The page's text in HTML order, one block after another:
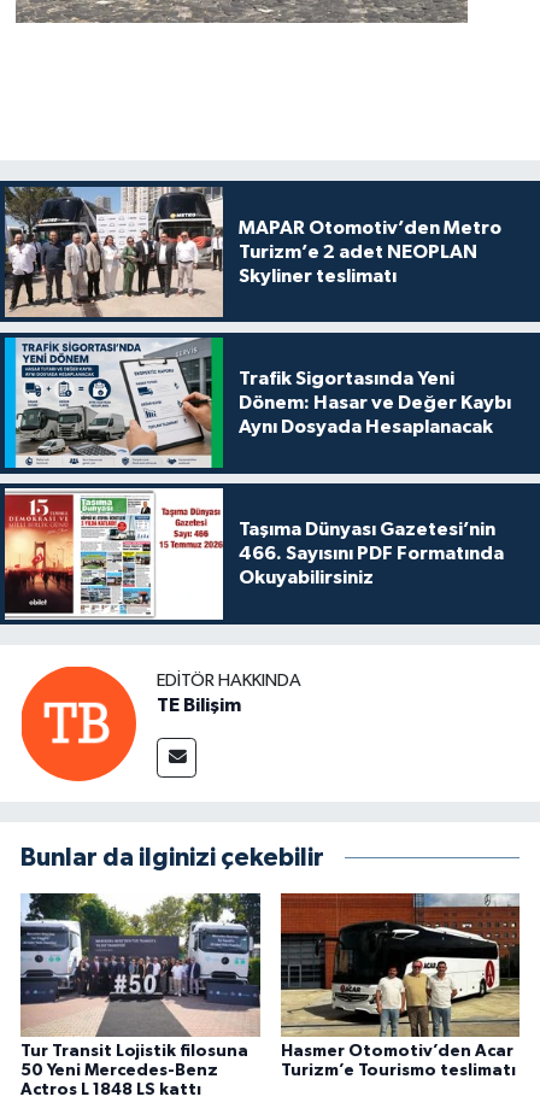
MAPAR Otomotiv’den Metro
Turizm’e 2 adet NEOPLAN
Skyliner teslimatı
Trafik Sigortasında Yeni
Dönem: Hasar ve Değer Kaybı
Aynı Dosyada Hesaplanacak
Taşıma Dünyası Gazetesi’nin
466. Sayısını PDF Formatında
Okuyabilirsiniz
EDITÖR HAKKINDA
TE Bilişim
Bunlar da ilginizi çekebilir
Tur Transit Lojistik filosuna
50 Yeni Mercedes-Benz
Actros L 1848 LS kattı
Hasmer Otomotiv’den Acar
Turizm’e Tourismo teslimatı